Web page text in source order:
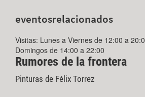
eventosrelacionados
Visitas: Lunes a Viernes de 12:00 a
Domingos de 14:00 a 22:00
Rumores de la frontera
Pinturas de Félix Torrez